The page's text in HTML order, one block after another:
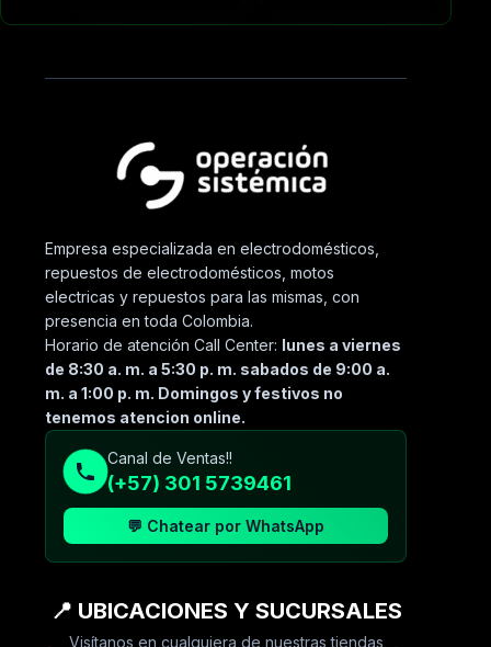
Empresa especializada en electrodomésticos,
repuestos de electrodomésticos, motos
electricas y repuestos para las mismas, con
presencia en toda Colombia.
Horario de atención Call Center: lunes a viernes
de 8:30 a. m. a 5:30 p. m. sabados de 9:00 a.
m. a 1:00 p. m. Domingos y festivos no
tenemos atencion online.
Canal de Ventas!!
(+57) 301 5739461
💬 Chatear por WhatsApp
📍 UBICACIONES Y SUCURSALES
Visítanos en cualquiera de nuestras tiendas